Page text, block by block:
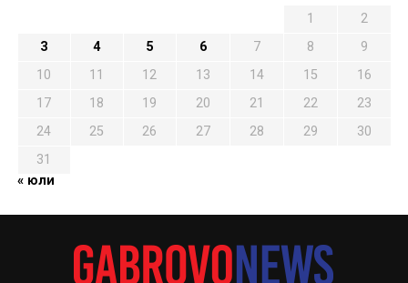
1
2
3
4 5 6 7 8
9
10
11 12 13 14 15
16
17
18 19 20 21 22
23
24
25 26 27 28 29
30
31
« юли